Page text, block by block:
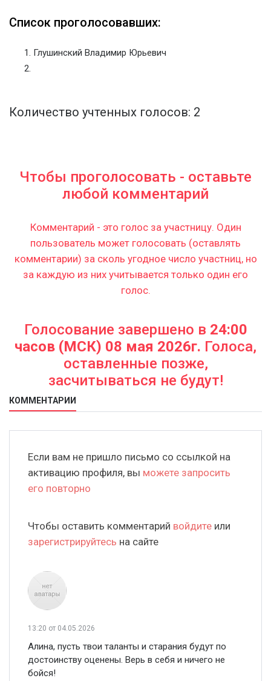
Список проголосовавших:
Глушинский Владимир Юрьевич
Количество учтенных голосов: 2
Чтобы проголосовать - оставьте
любой комментарий
Комментарий - это голос за участницу. Один
пользователь может голосовать (оставлять
комментарии) за сколь угодное число участниц, но
за каждую из них учитывается только один его
голос.
Голосование завершено в 24:00
часов (МСК) 08 мая 2026г. Голоса,
оставленные позже,
засчитываться не будут!
КОММЕНТАРИИ
Если вам не пришло письмо со ссылкой на
активацию профиля, вы можете запросить
его повторно
Чтобы оставить комментарий войдите или
зарегистрируйтесь на сайте
13:20 от 04.05.2026
Алина, пусть твои таланты и старания будут по
достоинству оценены. Верь в себя и ничего не
бойся!